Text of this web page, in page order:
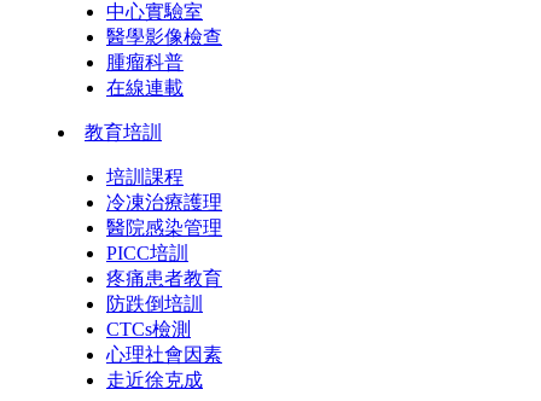
中心實驗室
醫學影像檢查
腫瘤科普
在線連載
教育培訓
培訓課程
冷凍治療護理
醫院感染管理
PICC培訓
疼痛患者教育
防跌倒培訓
CTCs檢測
心理社會因素
走近徐克成